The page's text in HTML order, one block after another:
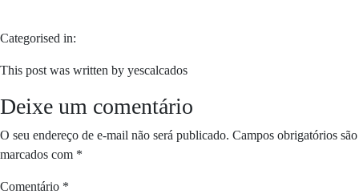
Categorised in:
This post was written by yescalcados
Deixe um comentário
O seu endereço de e-mail não será publicado. Campos obrigatórios são
marcados com *
Comentário *